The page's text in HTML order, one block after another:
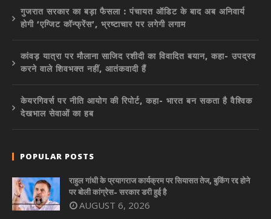
गुजरात सरकार का बड़ा फैसला : पंचायत ऑडिट के बाद अब अनिवार्य
होगी ‘एग्जिट कॉन्फ्रेंस’, भ्रष्टाचार पर लगेगी लगाम
कांवड़ यात्रा पर मौलाना साजिद रशीदी का विवादित बयान, कहा- उपद्रव
करने वाले शिवभक्त नहीं, आतंकवादी हैं
केयरगिवर्स पर नीति आयोग की रिपोर्ट, कहा- भारत बन सकता है वैश्विक
देखभाल सेवाओं का हब
POPULAR POSTS
राहुल गांधी के प्रयागराज कार्यक्रम पर सियासत तेज, बुकिंग रद्द होने
पर बोली कांग्रेस- सरकार डरी हुई है
AUGUST 6, 2026